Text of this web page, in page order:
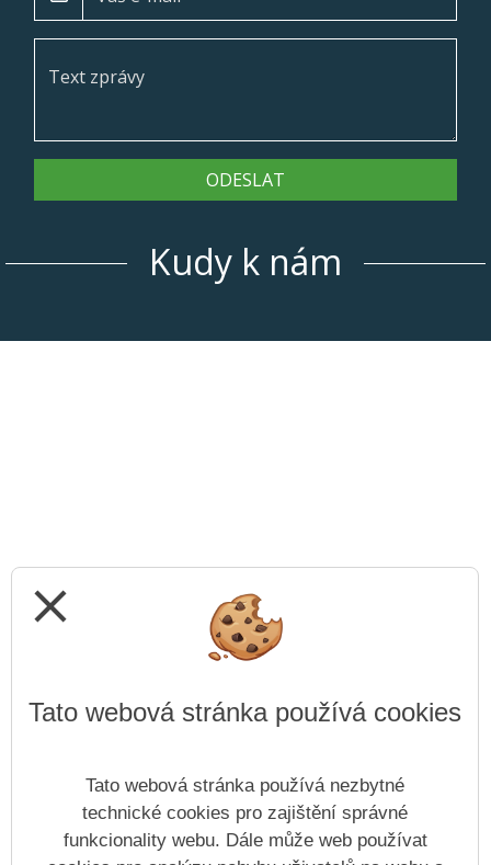
ODESLAT
Kudy k nám
close
Tato webová stránka používá cookies
Tato webová stránka používá nezbytné
technické cookies pro zajištění správné
funkcionality webu. Dále může web používat